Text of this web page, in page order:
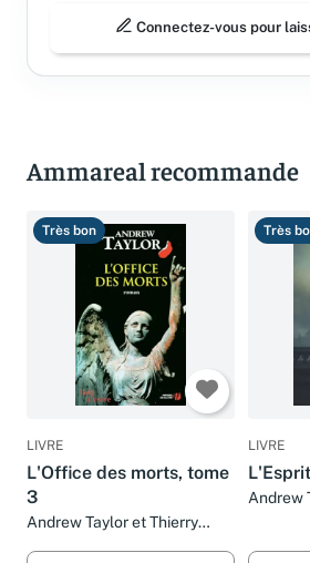
Connectez-vous pour
Ammareal recommande
Très bon
LIVRE
L'Office des morts, tome
3
Andrew Taylor et Thierry
Très
LIVRE
Andrew